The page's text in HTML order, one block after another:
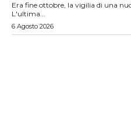
Era fine ottobre, la vigilia di una
L'ultima...
6 Agosto 2026